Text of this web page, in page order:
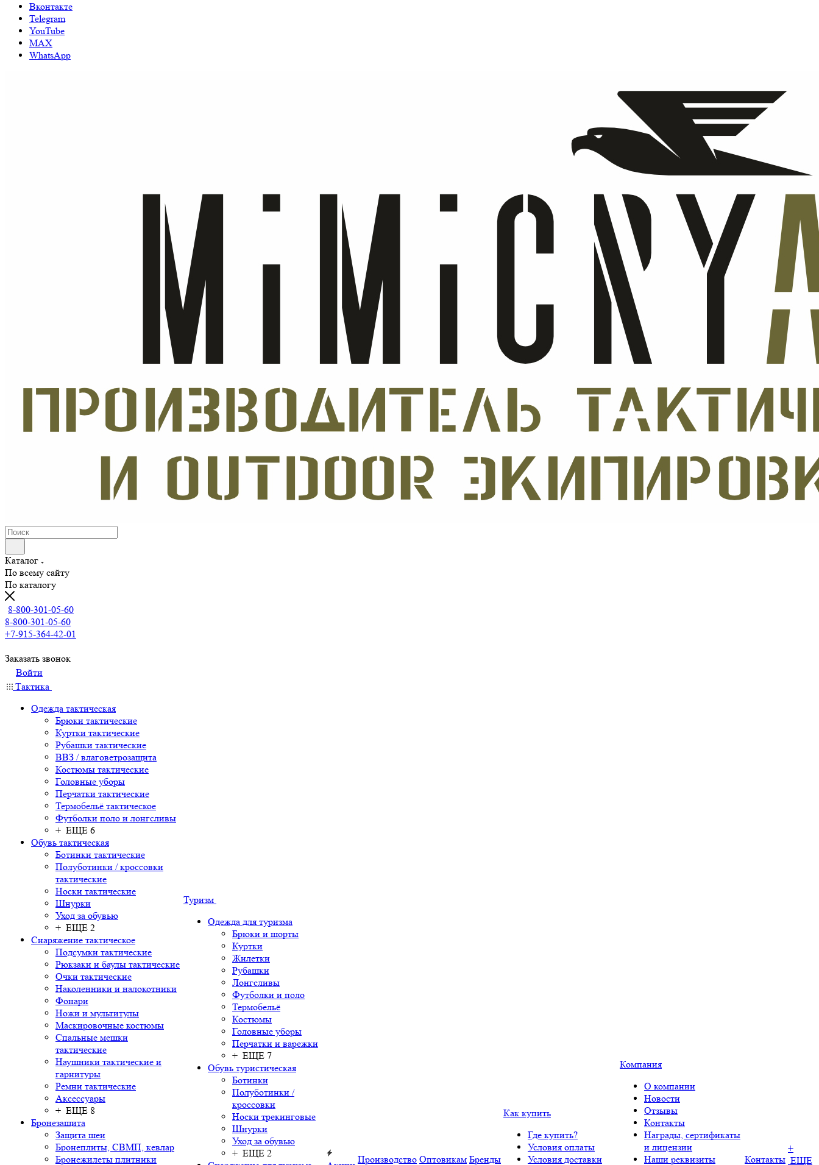
Вконтакте
Telegram
YouTube
MAX
WhatsApp
Каталог
По всему сайту
По каталогу
8-800-301-05-60
8-800-301-05-60
+7-915-364-42-01
Заказать звонок
Войти
Тактика
Одежда тактическая
Брюки тактические
Куртки тактические
Рубашки тактические
ВВЗ / влаговетрозащита
Костюмы тактические
Головные уборы
Перчатки тактические
Термобельё тактическое
Футболки поло и лонгсливы
+ ЕЩЕ 6
Обувь тактическая
Ботинки тактические
Полуботинки / кроссовки
тактические
Носки тактические
Шнурки
Уход за обувью
+ ЕЩЕ 2
Снаряжение тактическое
Подсумки тактические
Рюкзаки и баулы тактические
Очки тактические
Наколенники и налокотники
Фонари
Ножи и мультитулы
Маскировочные костюмы
Спальные мешки
тактические
Наушники тактические и
гарнитуры
Ремни тактические
Аксессуары
+ ЕЩЕ 8
Бронезащита
Защита шеи
Бронеплиты, СВМП, кевлар
Бронежилеты плитники
Туризм
Одежда для туризма
Брюки и шорты
Куртки
Жилетки
Рубашки
Лонгсливы
Футболки и поло
Термобельё
Костюмы
Головные уборы
Перчатки и варежки
+ ЕЩЕ 7
Обувь туристическая
Ботинки
Полуботинки /
кроссовки
Носки трекинговые
Шнурки
Уход за обувью
+ ЕЩЕ 2
Производство Оптовикам Бренды
Как купить
Где купить?
Условия оплаты
Условия доставки
Компания
О компании
Новости
Отзывы
Контакты
Награды, сертификаты
и лицензии
Наши реквизиты
Контакты
+
ЕЩЕ